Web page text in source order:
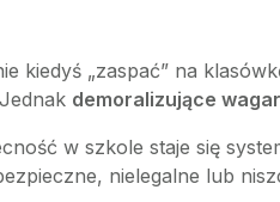
kiedyś „zaspać” na
demoralizujące
w szkole staje się
nielegalne lub